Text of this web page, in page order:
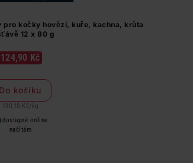
pro kočky hovězí, kuře, kachna, krůta
12 x 80 g
124,90 Kč
Do košíku
130,10 Kč/ kg
dostupné online
načítám